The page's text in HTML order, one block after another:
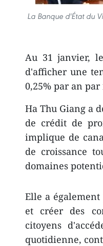
La Banque d'État du
Au 31 janvier,
d'afficher une
0,25% par an
Ha Thu Giang a
de crédit de
implique de
de croissance
domaines
Elle a
et créer des
citoyens
quotidienne,